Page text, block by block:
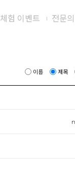
체험 이벤트 전문
이름 제목